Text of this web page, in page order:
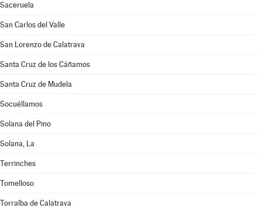
Saceruela
San Carlos del Valle
San Lorenzo de Calatrava
Santa Cruz de los Cáñamos
Santa Cruz de Mudela
Socuéllamos
Solana del Pino
Solana, La
Terrinches
Tomelloso
Torralba de Calatrava